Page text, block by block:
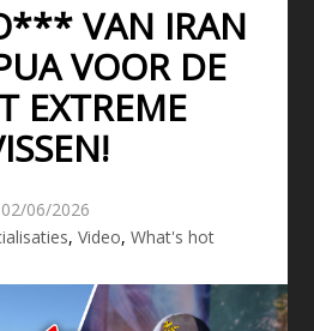
VAN IRAN
VOOR DE
EXTREME
02/06/2026
, Video, What's hot